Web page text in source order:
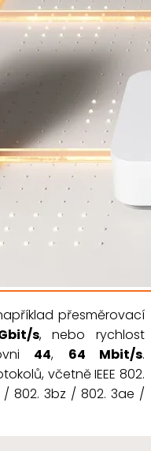
přesměrovací
s, nebo rychlost
44, 64 Mbit/s.
včetně IEEE 802.
802. 3bz / 802. 3ae /